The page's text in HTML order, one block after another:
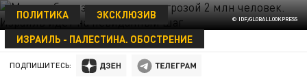
© IDF/GLOBALLOOKPRESS
ПОЛИТИКА
ЭКСКЛЮЗИВ
ИЗРАИЛЬ - ПАЛЕСТИНА. ОБОСТРЕНИЕ
01 НОЯБРЯ 10:20
ПОДПИШИТЕСЬ: